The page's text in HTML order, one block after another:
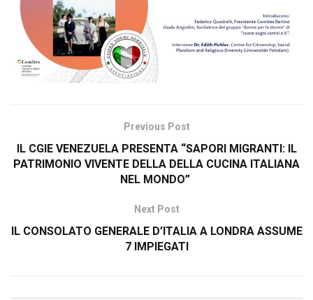
Previous Post
IL CGIE VENEZUELA PRESENTA “SAPORI MIGRANTI: IL
PATRIMONIO VIVENTE DELLA DELLA CUCINA ITALIANA
NEL MONDO”
Next Post
IL CONSOLATO GENERALE D’ITALIA A LONDRA ASSUME
7 IMPIEGATI